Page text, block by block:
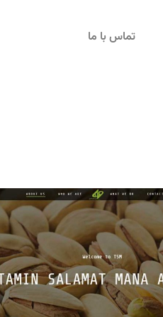
تماس با ما